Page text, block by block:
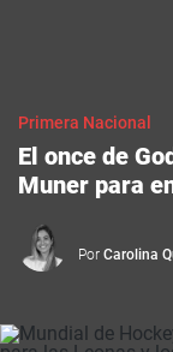
Primera Nacional
El once de
Muner para
Por Carolina